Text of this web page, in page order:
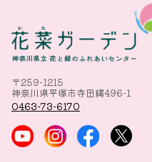
〒259-1215
神奈川県平塚市寺田縄496-1
0463-73-6170